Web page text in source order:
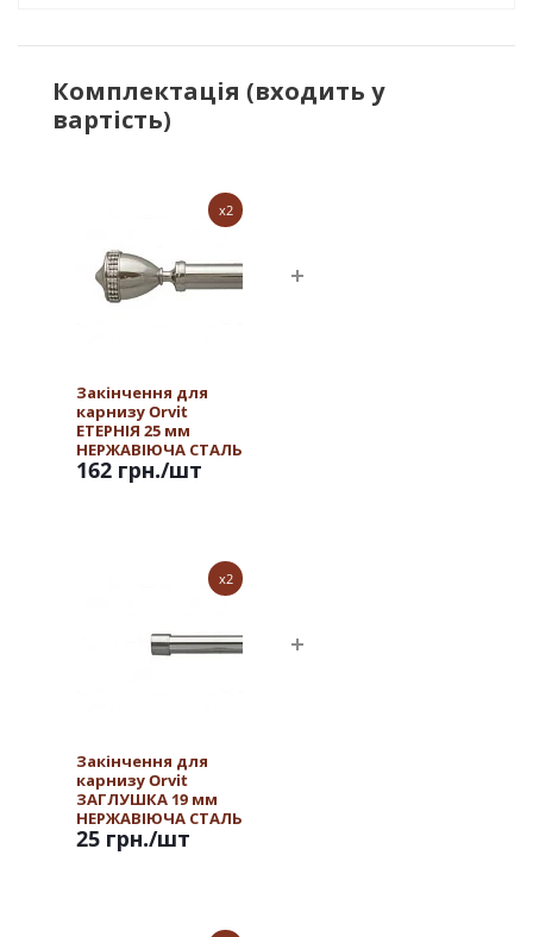
Комплектація (входить у
вартість)
x2
Закінчення для
карнизу Orvit
ЕТЕРНІЯ 25 мм
НЕРЖАВІЮЧА СТАЛЬ
162 грн./шт
x2
Закінчення для
карнизу Orvit
ЗАГЛУШКА 19 мм
НЕРЖАВІЮЧА СТАЛЬ
25 грн./шт